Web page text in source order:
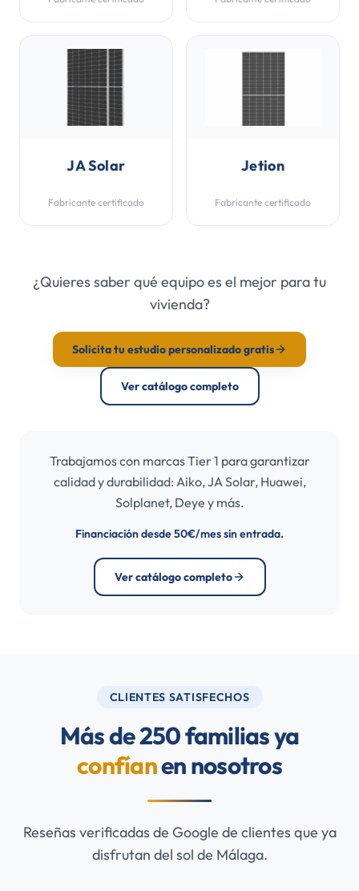
JA Solar
Fabricante certificado
Jetion
Fabricante certificado
¿Quieres saber qué equipo es el mejor para tu
vivienda?
Solicita tu estudio personalizado gratis
Ver catálogo completo
Trabajamos con marcas Tier 1 para garantizar
calidad y durabilidad: Aiko, JA Solar, Huawei,
Solplanet, Deye y más.
Financiación desde 50€/mes sin entrada.
Ver catálogo completo
CLIENTES SATISFECHOS
Más de 250 familias ya
confíanen nosotros
Reseñas verificadas de Google de clientes que ya
disfrutan del sol de Málaga.